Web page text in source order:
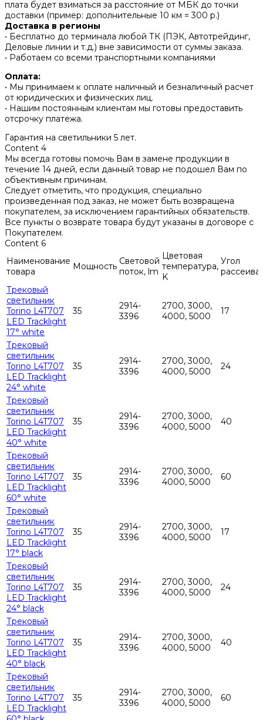
плата будет взиматься за расстояние от МБК до точки
доставки (пример: дополнительные 10 км = 300 р.)
Доставка в регионы
• Бесплатно до терминала любой ТК (ПЭК, Автотрейдинг,
Деловые линии и т.д.) вне зависимости от суммы заказа.
• Работаем со всеми транспортными компаниями
Оплата:
• Мы принимаем к оплате наличный и безналичный расчет
от юридических и физических лиц.
• Нашим постоянным клиентам мы готовы предоставить
отсрочку платежа.
Гарантия на светильники 5 лет.
Content 4
Мы всегда готовы помочь Вам в замене продукции в
течение 14 дней, если данный товар не подошел Вам по
объективным причинам.
Следует отметить, что продукция, специально
произведенная под заказ, не может быть возвращена
покупателем, за исключением гарантийных обязательств.
Все пункты о возврате товара будут указаны в договоре с
Покупателем.
Content 6
Наименование
товара
Мощность Световой
поток, lm
Цветовая
температура,
K
Угол
Трековый
светильник
Torino L4T707
LED Tracklight
17° white
35
2914-
3396
2700, 3000,
4000, 5000
17
Трековый
светильник
Torino L4T707
LED Tracklight
24° white
35
2914-
3396
2700, 3000,
4000, 5000
24
Трековый
светильник
Torino L4T707
LED Tracklight
40° white
35
2914-
3396
2700, 3000,
4000, 5000
40
Трековый
светильник
Torino L4T707
LED Tracklight
60° white
35
2914-
3396
2700, 3000,
4000, 5000
60
Трековый
светильник
Torino L4T707
LED Tracklight
17° black
35
2914-
3396
2700, 3000,
4000, 5000
17
Трековый
светильник
Torino L4T707
LED Tracklight
24° black
35
2914-
3396
2700, 3000,
4000, 5000
24
Трековый
светильник
Torino L4T707
LED Tracklight
40° black
35
2914-
3396
2700, 3000,
4000, 5000
40
Трековый
светильник
Torino L4T707
LED Tracklight
35
2914-
3396
2700, 3000,
4000, 5000
60